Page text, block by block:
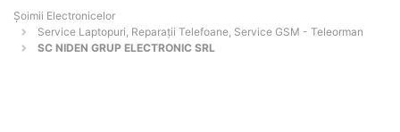
Șoimii Electronicelor
Service Laptopuri, Reparații Telefoane, Service GSM - Teleorman
SC NIDEN GRUP ELECTRONIC SRL